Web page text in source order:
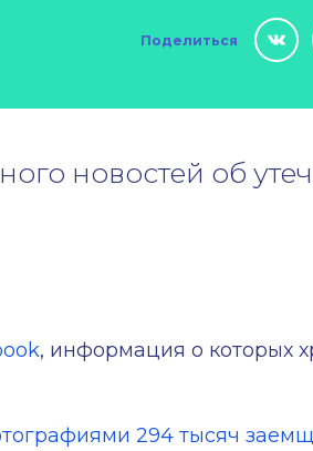
Поделиться
новостей об
, информация о которых
294 тысяч